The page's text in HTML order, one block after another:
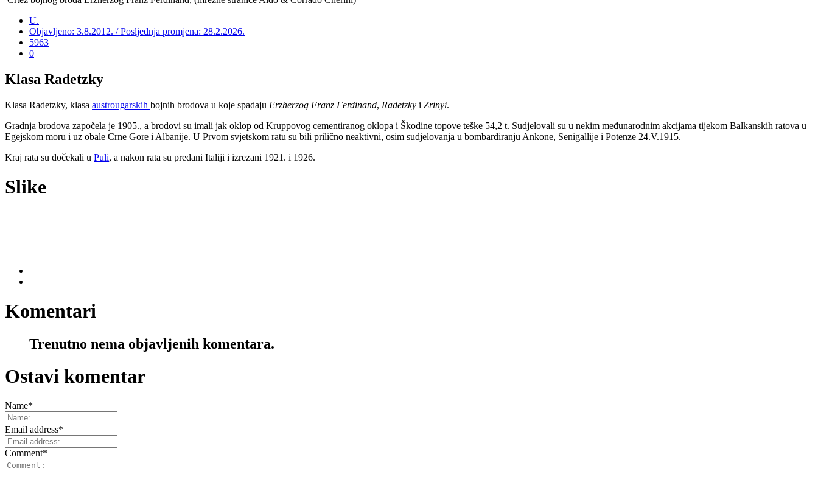
U.
Objavljeno: 3.8.2012. / Posljednja promjena: 28.2.2026.
5963
0
Klasa Radetzky
Klasa Radetzky, klasa austrougarskih bojnih brodova u koje spadaju Erzherzog Franz Ferdinand, Radetzky i Zrinyi.
Gradnja brodova započela je 1905., a brodovi su imali jak oklop od Kruppovog cementiranog oklopa i Škodine topove teške 54,2 t. Sudjelovali su u nekim međunarodnim akcijama tijekom Balkanskih ratova u
Egejskom moru i uz obale Crne Gore i Albanije. U Prvom svjetskom ratu su bili prilično neaktivni, osim sudjelovanja u bombardiranju Ankone, Senigallije i Potenze 24.V.1915.
Kraj rata su dočekali u Puli, a nakon rata su predani Italiji i izrezani 1921. i 1926.
Slike
Komentari
Trenutno nema objavljenih komentara.
Ostavi komentar
Name*
Email address*
Comment*